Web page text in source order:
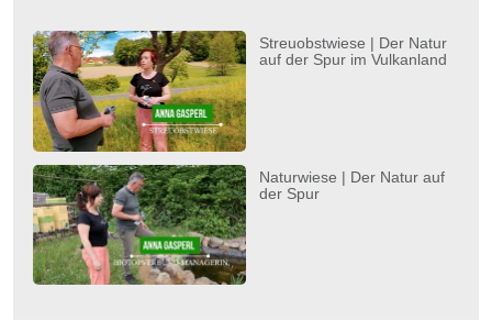
Streuobstwiese | Der Natur
auf der Spur im Vulkanland
Naturwiese | Der Natur auf
der Spur